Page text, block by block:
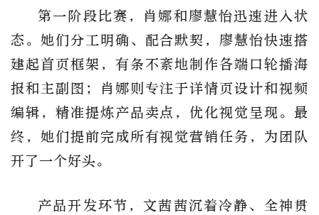
第一阶段比赛，肖娜和廖慧怡迅速进入状
态。她们分工明确、配合默契，廖慧怡快速搭
建起首页框架，有条不紊地制作各端口轮播海
报和主副图；肖娜则专注于详情页设计和视频
编辑，精准提炼产品卖点，优化视觉呈现。最
终，她们提前完成所有视觉营销任务，为团队
开了一个好头。
产品开发环节，文茜茜沉着冷静、全神贯